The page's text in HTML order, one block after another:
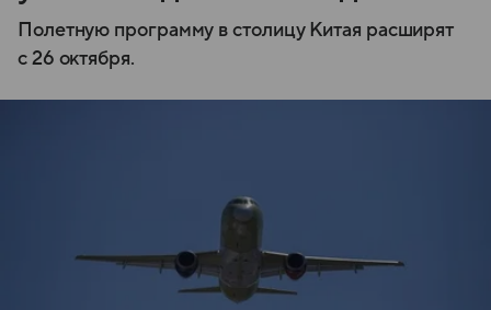
Полетную программу в столицу Китая расширят
с 26 октября.